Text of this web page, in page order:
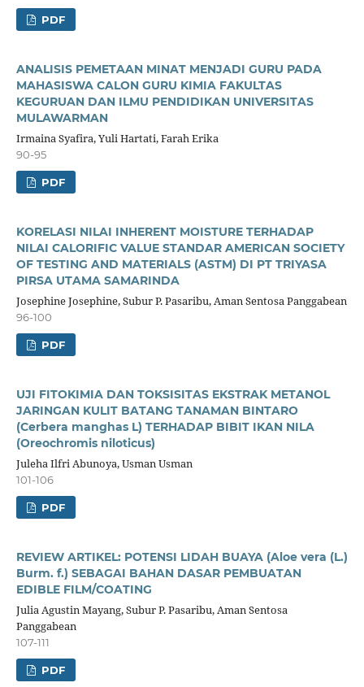
PDF
ANALISIS PEMETAAN MINAT MENJADI GURU PADA
MAHASISWA CALON GURU KIMIA FAKULTAS
KEGURUAN DAN ILMU PENDIDIKAN UNIVERSITAS
MULAWARMAN
Irmaina Syafira, Yuli Hartati, Farah Erika
90-95
PDF
KORELASI NILAI INHERENT MOISTURE TERHADAP
NILAI CALORIFIC VALUE STANDAR AMERICAN SOCIETY
OF TESTING AND MATERIALS (ASTM) DI PT TRIYASA
PIRSA UTAMA SAMARINDA
Josephine Josephine, Subur P. Pasaribu, Aman Sentosa Panggabean
96-100
PDF
UJI FITOKIMIA DAN TOKSISITAS EKSTRAK METANOL
JARINGAN KULIT BATANG TANAMAN BINTARO
(Cerbera manghas L) TERHADAP BIBIT IKAN NILA
(Oreochromis niloticus)
Juleha Ilfri Abunoya, Usman Usman
101-106
PDF
REVIEW ARTIKEL: POTENSI LIDAH BUAYA (Aloe vera (L.)
Burm. f.) SEBAGAI BAHAN DASAR PEMBUATAN
EDIBLE FILM/COATING
Julia Agustin Mayang, Subur P. Pasaribu, Aman Sentosa
Panggabean
107-111
PDF